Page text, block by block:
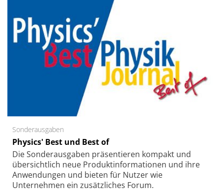
Sonderausgaben
Physics' Best und Best of
Die Sonder­ausgaben präsentieren kompakt und
übersichtlich neue Produkt­informationen und ihre
Anwendungen und bieten für Nutzer wie
Unternehmen ein zusätzliches Forum.